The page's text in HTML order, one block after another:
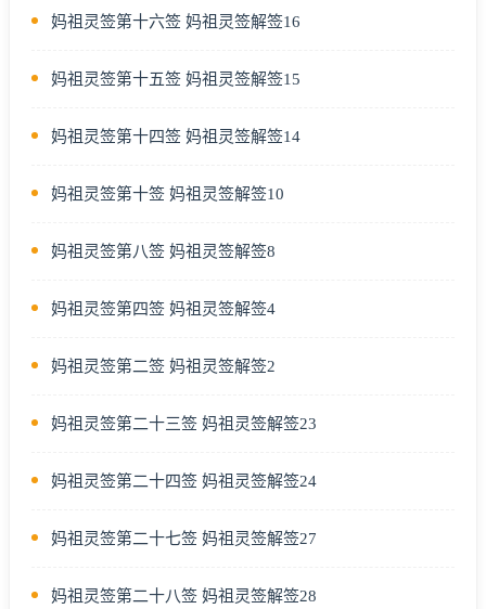
妈祖灵签第十六签 妈祖灵签解签16
妈祖灵签第十五签 妈祖灵签解签15
妈祖灵签第十四签 妈祖灵签解签14
妈祖灵签第十签 妈祖灵签解签10
妈祖灵签第八签 妈祖灵签解签8
妈祖灵签第四签 妈祖灵签解签4
妈祖灵签第二签 妈祖灵签解签2
妈祖灵签第二十三签 妈祖灵签解签23
妈祖灵签第二十四签 妈祖灵签解签24
妈祖灵签第二十七签 妈祖灵签解签27
妈祖灵签第二十八签 妈祖灵签解签28